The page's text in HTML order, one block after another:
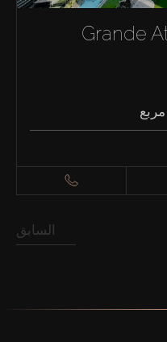
Grande
السابق